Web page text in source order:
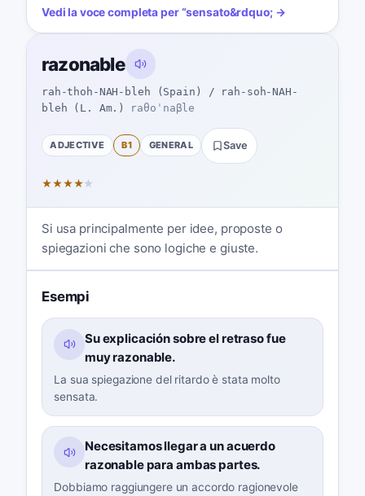
Vedi la voce completa per“sensato&rdquo; →
razonable
rah-thoh-NAH-bleh (Spain) / rah-soh-NAH-
bleh (L. Am.)
raθoˈnaβle
ADJECTIVE B1 GENERAL Save
★★★★★
Si usa principalmente per idee, proposte o
spiegazioni che sono logiche e giuste.
Esempi
Su explicación sobre el retraso fue
muy razonable.
La sua spiegazione del ritardo è stata molto
sensata.
Necesitamos llegar a un acuerdo
razonable para ambas partes.
Dobbiamo raggiungere un accordo ragionevole